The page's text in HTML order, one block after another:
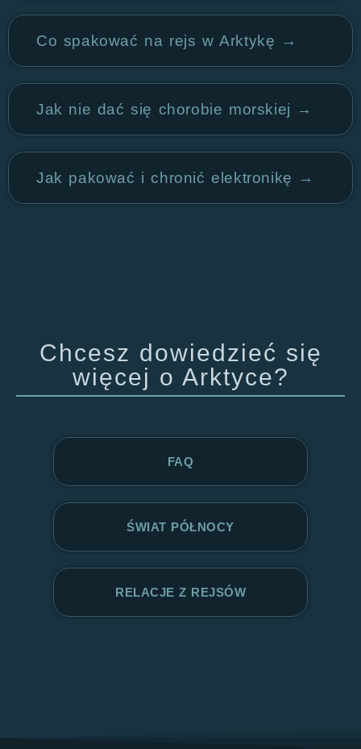
Co spakować na rejs w Arktykę →
Jak nie dać się chorobie morskiej →
Jak pakować i chronić elektronikę →
Chcesz dowiedzieć się
więcej o Arktyce?
FAQ
ŚWIAT PÓŁNOCY
RELACJE Z REJSÓW